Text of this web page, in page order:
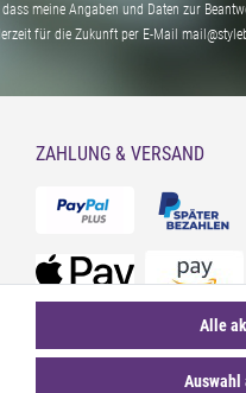
meine Angaben und Daten zur
für die Zukunft per E-Mail
ZAHLUNG & VERSAND
Alle